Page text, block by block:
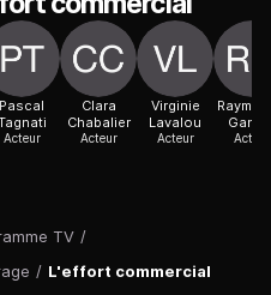
TV /
/ L'effort commercial
Pascal
Acteur
Clara
Chabalier
Acteur
Virginie
Lavalou
Acteur Acteur